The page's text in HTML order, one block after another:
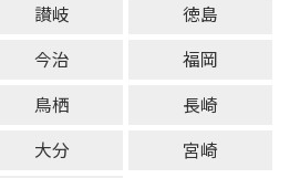
讃岐
徳島
今治
福岡
鳥栖
長崎
大分
宮崎